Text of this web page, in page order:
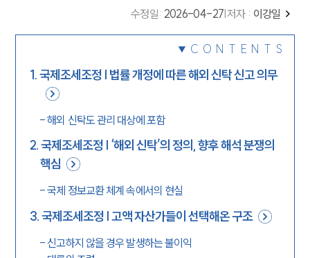
수정일: 2026-04-27 저자 : 이강일
CONTENTS
1.국제조세조정 | 법률 개정에 따른 해외 신탁 신고 의무
-해외 신탁도 관리 대상에 포함
2.국제조세조정 | ‘해외 신탁’의 정의, 향후 해석 분쟁의
핵심
-국제 정보교환 체계 속에서의 현실
3.국제조세조정 | 고액 자산가들이 선택해온 구조
-신고하지 않을 경우 발생하는 불이익